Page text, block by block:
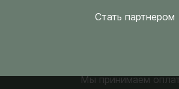
Стать партнером
Мы принимаем